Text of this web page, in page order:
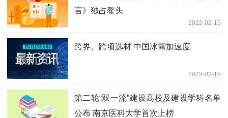
言》独占鳌头
2022-02-15
跨界、跨项选材 中国冰雪加速度
2022-02-15
第二轮“双一流”建设高校及建设学科名单
公布 南京医科大学首次上榜